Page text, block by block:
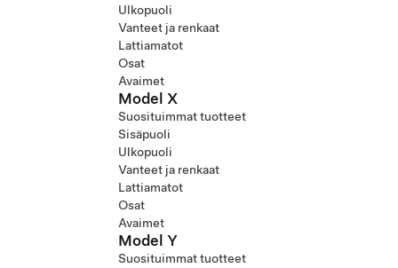
Ulkopuoli
Vanteet ja renkaat
Lattiamatot
Osat
Avaimet
Model X
Suosituimmat tuotteet
Sisäpuoli
Ulkopuoli
Vanteet ja renkaat
Lattiamatot
Osat
Avaimet
Model Y
Suosituimmat tuotteet